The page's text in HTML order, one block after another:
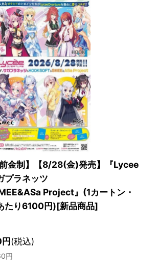
前金制】【8/28(金)発売】『Lycee
ラネッツ
Project』(1カートン・
たり6100円)[新品商品]
円(税込)
円